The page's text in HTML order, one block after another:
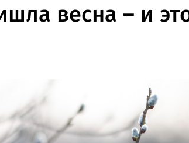
весна – и